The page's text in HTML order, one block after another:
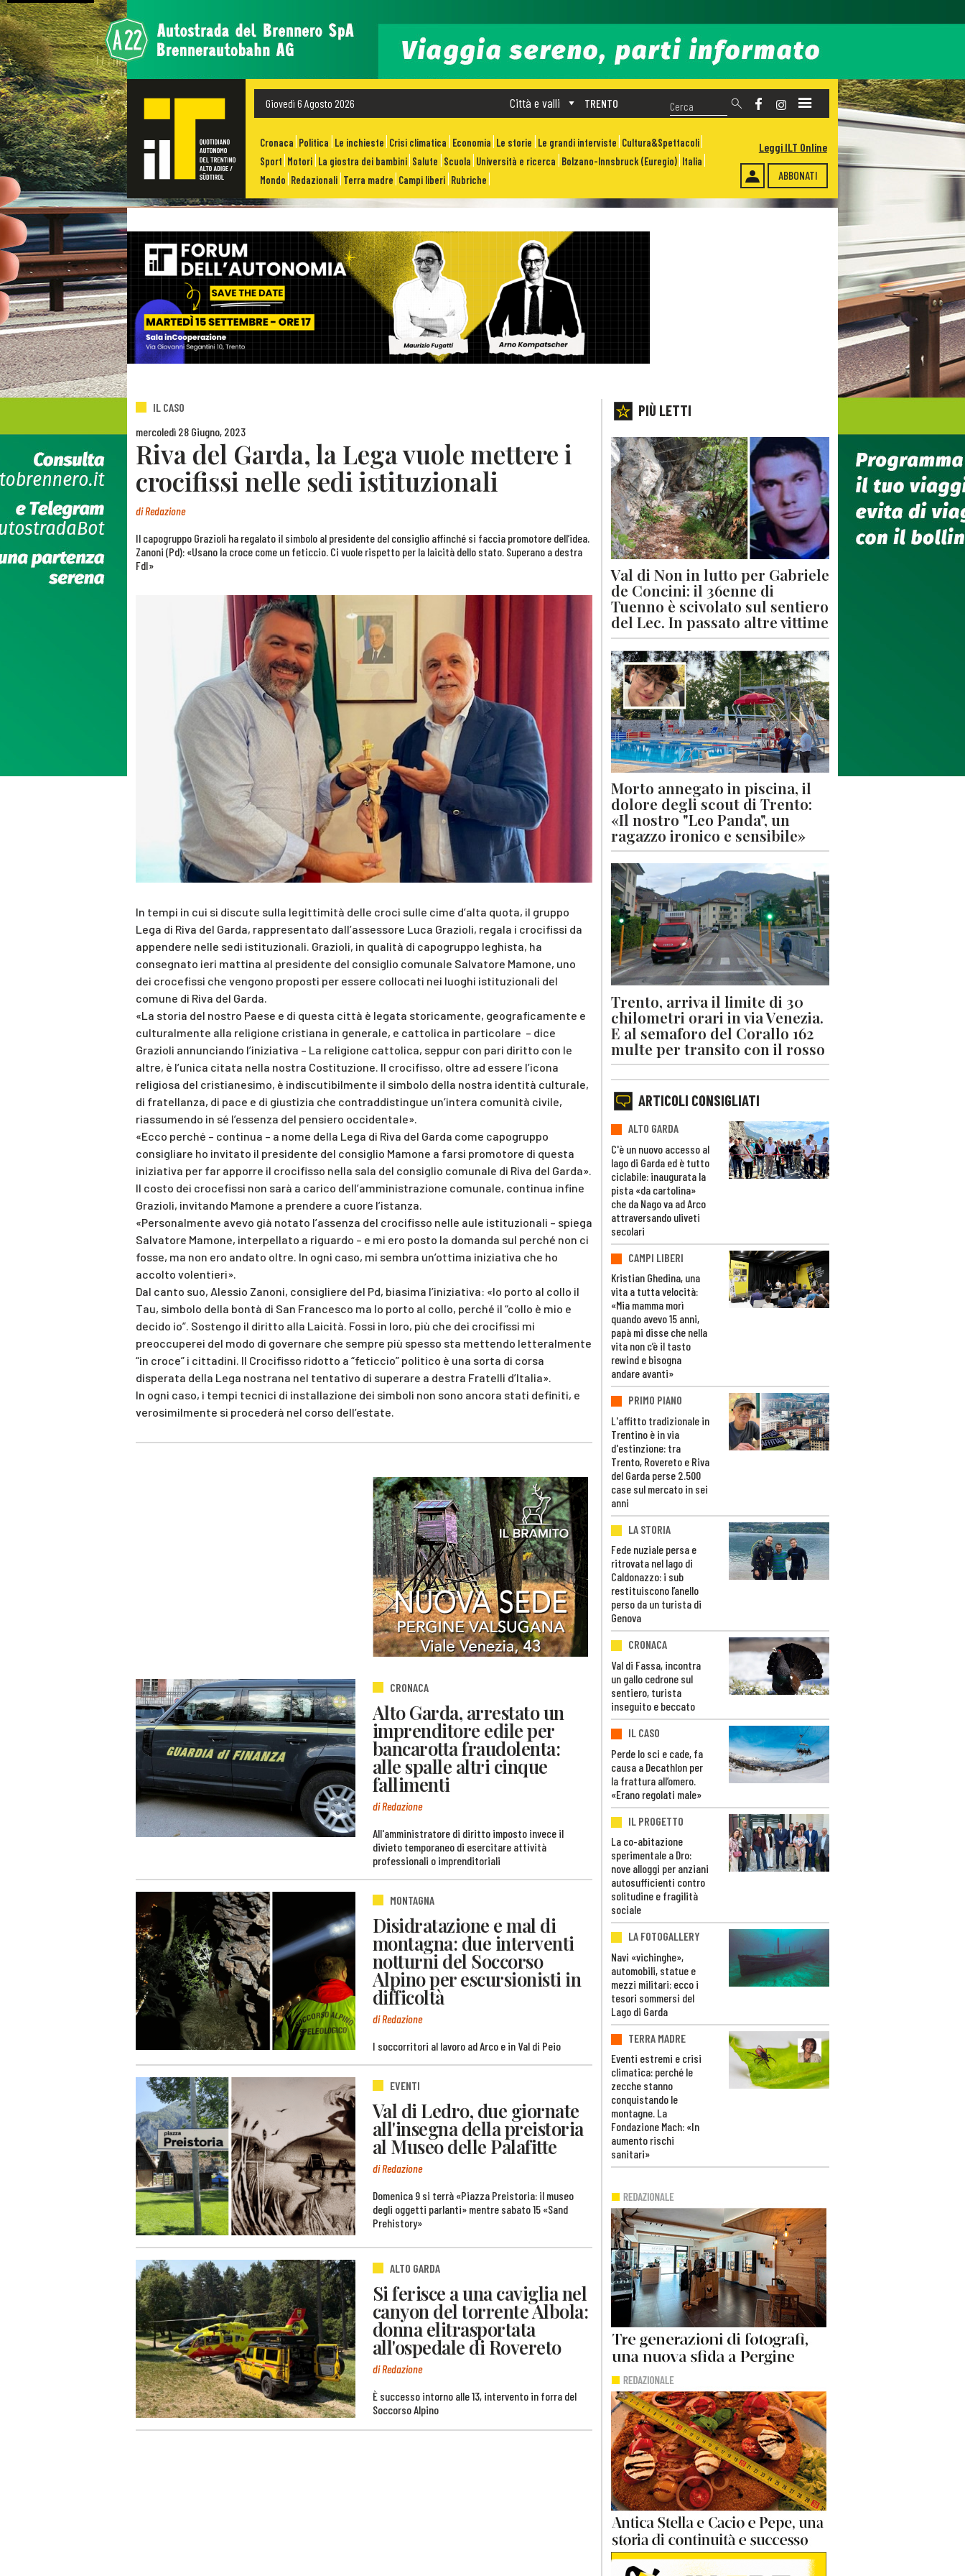
Giovedì 6 Agosto 2026 TRENTO
Città e valli
Cronaca Politica Le inchieste Crisi climatica Economia Le storie Le grandi interviste Cultura&Spettacoli
Sport Motori La giostra dei bambini Salute Scuola Università e ricerca Bolzano-Innsbruck (Euregio) Italia
Mondo Redazionali Terra madre Campi liberi Rubriche ABBONATI
Leggi ILT Online
IL CASO
mercoledì 28 Giugno, 2023
Riva del Garda, la Lega vuole mettere i
crocifissi nelle sedi istituzionali
diRedazione
Il capogruppo Grazioli ha regalato il simbolo al presidente del consiglio affinché si faccia promotore dell’idea.
Zanoni (Pd): «Usano la croce come un feticcio. Ci vuole rispetto per la laicità dello stato. Superano a destra
FdI»
In tempi in cui si discute sulla legittimità delle croci sulle cime d’alta quota, il gruppo
Lega di Riva del Garda, rappresentato dall’assessore Luca Grazioli, regala i crocifissi da
appendere nelle sedi istituzionali. Grazioli, in qualità di capogruppo leghista, ha
consegnato ieri mattina al presidente del consiglio comunale Salvatore Mamone, uno
dei crocefissi che vengono proposti per essere collocati nei luoghi istituzionali del
comune di Riva del Garda.
«La storia del nostro Paese e di questa città è legata storicamente, geograficamente e
culturalmente alla religione cristiana in generale, e cattolica in particolare – dice
Grazioli annunciando l’iniziativa – La religione cattolica, seppur con pari diritto con le
altre, è l’unica citata nella nostra Costituzione. Il crocifisso, oltre ad essere l’icona
religiosa del cristianesimo, è indiscutibilmente il simbolo della nostra identità culturale,
di fratellanza, di pace e di giustizia che contraddistingue un’intera comunità civile,
riassumendo in sé l’essenza del pensiero occidentale».
«Ecco perché – continua – a nome della Lega di Riva del Garda come capogruppo
consigliare ho invitato il presidente del consiglio Mamone a farsi promotore di questa
iniziativa per far apporre il crocifisso nella sala del consiglio comunale di Riva del Garda».
Il costo dei crocefissi non sarà a carico dell’amministrazione comunale, continua infine
Grazioli, invitando Mamone a prendere a cuore l’istanza.
«Personalmente avevo già notato l’assenza del crocifisso nelle aule istituzionali – spiega
Salvatore Mamone, interpellato a riguardo – e mi ero posto la domanda sul perché non ci
fosse, ma non ero andato oltre. In ogni caso, mi sembra un’ottima iniziativa che ho
accolto volentieri».
Dal canto suo, Alessio Zanoni, consigliere del Pd, biasima l’iniziativa: «Io porto al collo il
Tau, simbolo della bontà di San Francesco ma lo porto al collo, perché il “collo è mio e
decido io”. Sostengo il diritto alla Laicità. Fossi in loro, più che dei crocifissi mi
preoccuperei del modo di governare che sempre più spesso sta mettendo letteralmente
“in croce” i cittadini. Il Crocifisso ridotto a “feticcio” politico è una sorta di corsa
disperata della Lega nostrana nel tentativo di superare a destra Fratelli d’Italia».
In ogni caso, i tempi tecnici di installazione dei simboli non sono ancora stati definiti, e
verosimilmente si procederà nel corso dell’estate.
CRONACA
Alto Garda, arrestato un
imprenditore edile per
bancarotta fraudolenta:
alle spalle altri cinque
fallimenti
di Redazione
All'amministratore di diritto imposto invece il
divieto temporaneo di esercitare attività
professionali o imprenditoriali
MONTAGNA
Disidratazione e mal di
montagna: due interventi
notturni del Soccorso
Alpino per escursionisti in
difficoltà
di Redazione
I soccorritori al lavoro ad Arco e in Val di Peio
EVENTI
Val di Ledro, due giornate
all'insegna della preistoria
al Museo delle Palafitte
di Redazione
Domenica 9 si terrà «Piazza Preistoria: il museo
degli oggetti parlanti» mentre sabato 15 «Sand
Prehistory»
ALTO GARDA
Si ferisce a una caviglia nel
canyon del torrente Albola:
donna elitrasportata
all'ospedale di Rovereto
di Redazione
È successo intorno alle 13, intervento in forra del
Soccorso Alpino
PIÙ LETTI
Val di Non in lutto per Gabriele
de Concini: il 36enne di
Tuenno è scivolato sul sentiero
del Lec. In passato altre vittime
Morto annegato in piscina, il
dolore degli scout di Trento:
«Il nostro "Leo Panda", un
ragazzo ironico e sensibile»
Trento, arriva il limite di 30
chilometri orari in via Venezia.
E al semaforo del Corallo 162
multe per transito con il rosso
ARTICOLI CONSIGLIATI
ALTO GARDA
C'è un nuovo accesso al
lago di Garda ed è tutto
ciclabile: inaugurata la
pista «da cartolina»
che da Nago va ad Arco
attraversando uliveti
secolari
CAMPI LIBERI
Kristian Ghedina, una
vita a tutta velocità:
«Mia mamma morì
quando avevo 15 anni,
papà mi disse che nella
vita non c’è il tasto
rewind e bisogna
andare avanti»
PRIMO PIANO
L'affitto tradizionale in
Trentino è in via
d'estinzione: tra
Trento, Rovereto e Riva
del Garda perse 2.500
case sul mercato in sei
anni
LA STORIA
Fede nuziale persa e
ritrovata nel lago di
Caldonazzo: i sub
restituiscono l’anello
perso da un turista di
Genova
CRONACA
Val di Fassa, incontra
un gallo cedrone sul
sentiero, turista
inseguito e beccato
IL CASO
Perde lo sci e cade, fa
causa a Decathlon per
la frattura all’omero.
«Erano regolati male»
IL PROGETTO
La co-abitazione
sperimentale a Dro:
nove alloggi per anziani
autosufficienti contro
solitudine e fragilità
sociale
LA FOTOGALLERY
Navi «vichinghe»,
automobili, statue e
mezzi militari: ecco i
tesori sommersi del
Lago di Garda
TERRA MADRE
Eventi estremi e crisi
climatica: perché le
zecche stanno
conquistando le
montagne. La
Fondazione Mach: «In
aumento rischi
sanitari»